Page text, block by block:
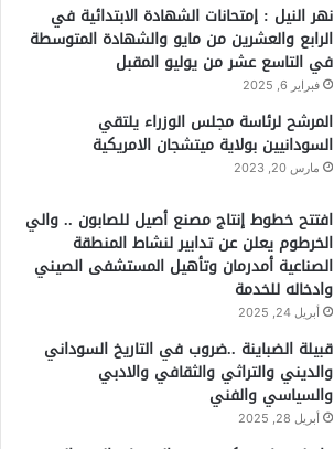
نهر النيل : إمتحانات الشهادة الابتدائية في
الرابع والعشرين من مايو والشهادة المتوسطة
في التاسع عشر من يوليو المقبل
فبراير 6, 2025
المرشح لرئاسة مجلس الوزراء يلتقي
السودانيين بولاية ميتشجان الامريكية
مارس 20, 2023
افتتح خطوط إنتاج مصنع أصيل للصابون .. والي
الخرطوم يعلن عن تدابير لنشاط المنطقة
الصناعية أمدرمان وتأهيل المستشفى الصيني
وادخاله للخدمة
أبريل 24, 2025
قبيلة الضباينة ..ضروب في التاريخ السوداني
والديني والتراثي والثقافي والادبي
والسياسي والفني
أبريل 28, 2025